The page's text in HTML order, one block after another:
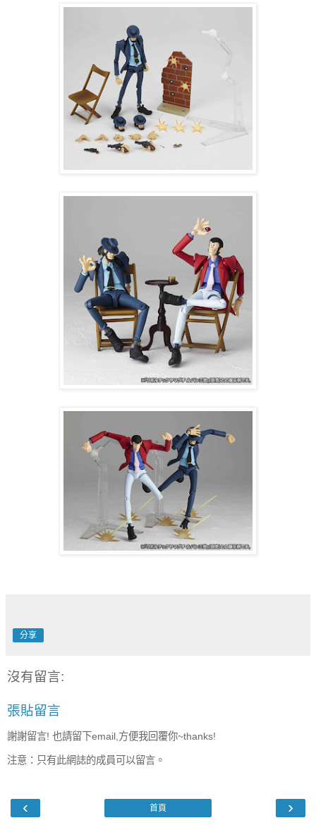
分享
沒有留言:
張貼留言
謝謝留言! 也請留下email,方便我回覆你~thanks!
注意：只有此網誌的成員可以留言。
‹ ›
首頁